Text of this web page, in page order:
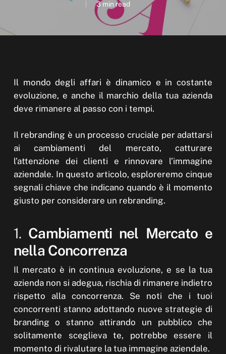
3 min read
Il mondo degli affari è dinamico e in costante
evoluzione, e anche il marchio della tua azienda
deve rimanere al passo con i tempi.
Il rebranding è un processo cruciale per adattarsi
ai cambiamenti del mercato, catturare
l’attenzione dei clienti e rinnovare l’immagine
aziendale. In questo articolo, esploreremo cinque
segnali chiave che indicano quando è il momento
giusto per considerare un rebranding.
1. Cambiamenti nel Mercato e
nella Concorrenza
Il mercato è in continua evoluzione, e se la tua
azienda non si adegua, rischia di rimanere indietro
rispetto alla concorrenza. Se noti che i tuoi
concorrenti stanno adottando nuove strategie di
branding o stanno attirando un pubblico che
solitamente sceglieva te, potrebbe essere il
momento di rivalutare la tua immagine aziendale.